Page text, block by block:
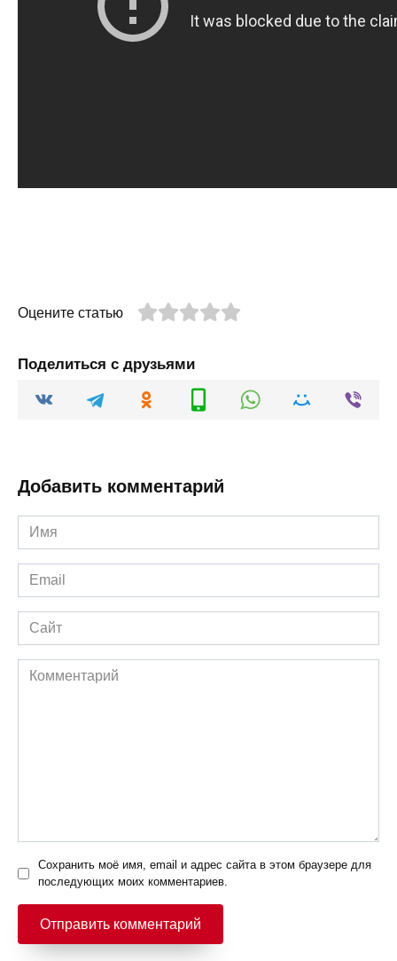
Оцените статью
Поделиться с друзьями
Добавить комментарий
Имя
*
Email
*
Сайт
Комментарий
Сохранить моё имя, email и адрес сайта в этом браузере для
последующих моих комментариев.